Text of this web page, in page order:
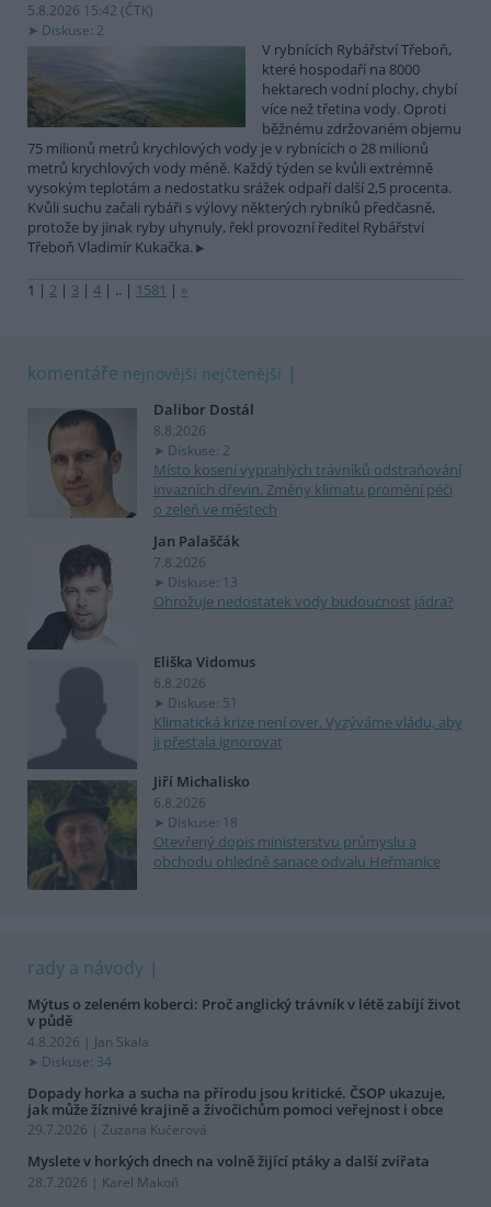
5.8.2026 15:42 (ČTK)
Diskuse: 2
V rybnících Rybářství Třeboň,
které hospodaří na 8000
hektarech vodní plochy, chybí
více než třetina vody. Oproti
běžnému zdržovaném objemu
75 milionů metrů krychlových vody je v rybnících o 28 milionů
metrů krychlových vody méně. Každý týden se kvůli extrémně
vysokým teplotám a nedostatku srážek odpaří další 2,5 procenta.
Kvůli suchu začali rybáři s výlovy některých rybníků předčasně,
protože by jinak ryby uhynuly, řekl provozní ředitel Rybářství
Třeboň Vladimír Kukačka.
1 | 2 | 3 | 4 | .. | 1581 | »
komentáře nejnovější nejčtenější
Dalibor Dostál
8.8.2026
Diskuse: 2
Místo kosení vyprahlých trávníků odstraňování
invazních dřevin. Změny klimatu promění péči
o zeleň ve městech
Jan Palaščák
7.8.2026
Diskuse: 13
Ohrožuje nedostatek vody budoucnost jádra?
Eliška Vidomus
6.8.2026
Diskuse: 51
Klimatická krize není over. Vyzýváme vládu, aby
ji přestala ignorovat
Jiří Michalisko
6.8.2026
Diskuse: 18
Otevřený dopis ministerstvu průmyslu a
obchodu ohledně sanace odvalu Heřmanice
rady a návody
Mýtus o zeleném koberci: Proč anglický trávník v létě zabíjí život
v půdě
4.8.2026 | Jan Skala
Diskuse: 34
Dopady horka a sucha na přírodu jsou kritické. ČSOP ukazuje,
jak může žíznivé krajině a živočichům pomoci veřejnost i obce
29.7.2026 | Zuzana Kučerová
Myslete v horkých dnech na volně žijící ptáky a další zvířata
28.7.2026 | Karel Makoň